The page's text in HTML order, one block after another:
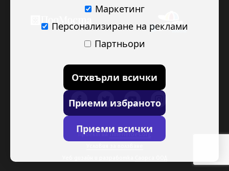
Проект на
Маркетинг
Персонализиране на реклами
Партньори
Отхвърли всички
Приеми избраното
Приеми всички